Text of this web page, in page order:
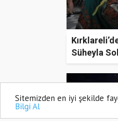
Sitemizden en iyi şekilde
Bilgi Al
Süheyla